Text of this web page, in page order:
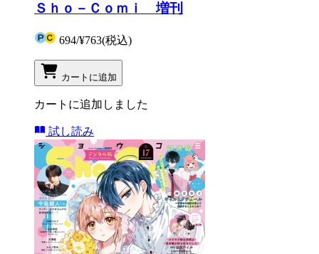
Ｓｈｏ－Ｃｏｍｉ 増刊
694/¥763(税込)
カートに追加
カートに追加しました
試し読み